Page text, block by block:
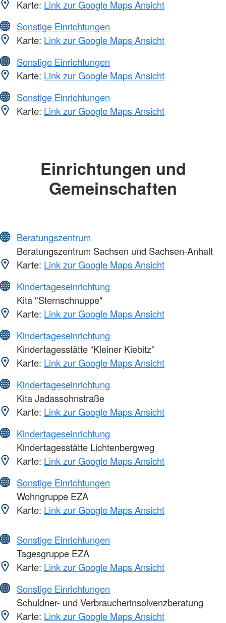
Karte: Link zur Google Maps Ansicht
Sonstige Einrichtungen
Karte: Link zur Google Maps Ansicht
Sonstige Einrichtungen
Karte: Link zur Google Maps Ansicht
Sonstige Einrichtungen
Karte: Link zur Google Maps Ansicht
Einrichtungen und
Gemeinschaften
Beratungszentrum
Beratungszentrum Sachsen und Sachsen-Anhalt
Karte: Link zur Google Maps Ansicht
Kindertageseinrichtung
Kita "Sternschnuppe"
Karte: Link zur Google Maps Ansicht
Kindertageseinrichtung
Kindertagesstätte “Kleiner Kiebitz”
Karte: Link zur Google Maps Ansicht
Kindertageseinrichtung
Kita Jadassohnstraße
Karte: Link zur Google Maps Ansicht
Kindertageseinrichtung
Kindertagesstätte Lichtenbergweg
Karte: Link zur Google Maps Ansicht
Sonstige Einrichtungen
Wohngruppe EZA
Karte: Link zur Google Maps Ansicht
Sonstige Einrichtungen
Tagesgruppe EZA
Karte: Link zur Google Maps Ansicht
Sonstige Einrichtungen
Schuldner- und Verbraucherinsolvenzberatung
Karte: Link zur Google Maps Ansicht